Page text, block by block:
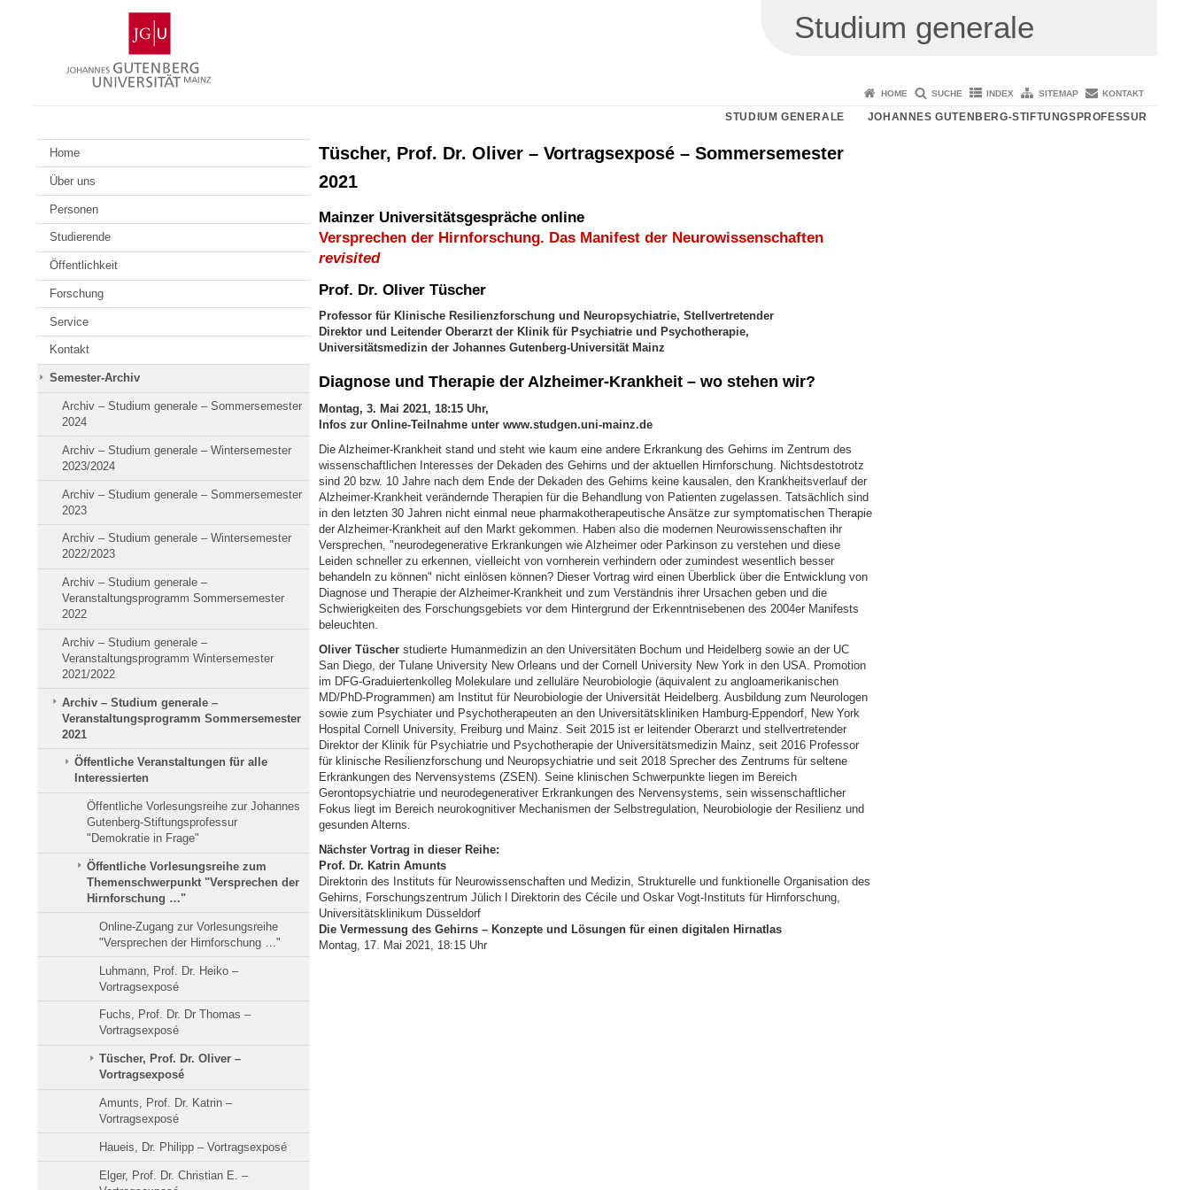
Gutenberg-
Universität
Mainz
Studium generale
HOME SUCHE INDEX SITEMAP KONTAKT
STUDIUM GENERALE JOHANNES GUTENBERG-STIFTUNGSPROFESSUR
Home
Über uns
Personen
Studierende
Öffentlichkeit
Forschung
Service
Kontakt
Semester-Archiv
Archiv – Studium generale – Sommersemester
2024
Archiv – Studium generale – Wintersemester
2023/2024
Archiv – Studium generale – Sommersemester
2023
Archiv – Studium generale – Wintersemester
2022/2023
Archiv – Studium generale –
Veranstaltungsprogramm Sommersemester
2022
Archiv – Studium generale –
Veranstaltungsprogramm Wintersemester
2021/2022
Archiv – Studium generale –
Veranstaltungsprogramm Sommersemester
2021
Öffentliche Veranstaltungen für alle
Interessierten
Öffentliche Vorlesungsreihe zur Johannes
Gutenberg-Stiftungsprofessur
"Demokratie in Frage"
Öffentliche Vorlesungsreihe zum
Themenschwerpunkt "Versprechen der
Hirnforschung …"
Online-Zugang zur Vorlesungsreihe
"Versprechen der Hirnforschung …"
Luhmann, Prof. Dr. Heiko –
Vortragsexposé
Fuchs, Prof. Dr. Dr Thomas –
Vortragsexposé
Tüscher, Prof. Dr. Oliver –
Vortragsexposé
Amunts, Prof. Dr. Katrin –
Vortragsexposé
Haueis, Dr. Philipp – Vortragsexposé
Elger, Prof. Dr. Christian E. –
Tüscher, Prof. Dr. Oliver – Vortragsexposé – Sommersemester
2021
Mainzer Universitätsgespräche online
Versprechen der Hirnforschung. Das Manifest der Neurowissenschaften
revisited
Prof. Dr. Oliver Tüscher
Professor für Klinische Resilienzforschung und Neuropsychiatrie, Stellvertretender
Direktor und Leitender Oberarzt der Klinik für Psychiatrie und Psychotherapie,
Universitätsmedizin der Johannes Gutenberg-Universität Mainz
Diagnose und Therapie der Alzheimer-Krankheit – wo stehen wir?
Montag, 3. Mai 2021, 18:15 Uhr,
Infos zur Online-Teilnahme unter www.studgen.uni-mainz.de
Die Alzheimer-Krankheit stand und steht wie kaum eine andere Erkrankung des Gehirns im Zentrum des
wissenschaftlichen Interesses der Dekaden des Gehirns und der aktuellen Hirnforschung. Nichtsdestotrotz
sind 20 bzw. 10 Jahre nach dem Ende der Dekaden des Gehirns keine kausalen, den Krankheitsverlauf der
Alzheimer-Krankheit verändernde Therapien für die Behandlung von Patienten zugelassen. Tatsächlich sind
in den letzten 30 Jahren nicht einmal neue pharmakotherapeutische Ansätze zur symptomatischen Therapie
der Alzheimer-Krankheit auf den Markt gekommen. Haben also die modernen Neurowissenschaften ihr
Versprechen, "neurodegenerative Erkrankungen wie Alzheimer oder Parkinson zu verstehen und diese
Leiden schneller zu erkennen, vielleicht von vornherein verhindern oder zumindest wesentlich besser
behandeln zu können" nicht einlösen können? Dieser Vortrag wird einen Überblick über die Entwicklung von
Diagnose und Therapie der Alzheimer-Krankheit und zum Verständnis ihrer Ursachen geben und die
Schwierigkeiten des Forschungsgebiets vor dem Hintergrund der Erkenntnisebenen des 2004er Manifests
beleuchten.
Oliver Tüscherstudierte Humanmedizin an den Universitäten Bochum und Heidelberg sowie an der UC
San Diego, der Tulane University New Orleans und der Cornell University New York in den USA. Promotion
im DFG-Graduiertenkolleg Molekulare und zelluläre Neurobiologie (äquivalent zu angloamerikanischen
MD/PhD-Programmen) am Institut für Neurobiologie der Universität Heidelberg. Ausbildung zum Neurologen
sowie zum Psychiater und Psychotherapeuten an den Universitätskliniken Hamburg-Eppendorf, New York
Hospital Cornell University, Freiburg und Mainz. Seit 2015 ist er leitender Oberarzt und stellvertretender
Direktor der Klinik für Psychiatrie und Psychotherapie der Universitätsmedizin Mainz, seit 2016 Professor
für klinische Resilienzforschung und Neuropsychiatrie und seit 2018 Sprecher des Zentrums für seltene
Erkrankungen des Nervensystems (ZSEN). Seine klinischen Schwerpunkte liegen im Bereich
Gerontopsychiatrie und neurodegenerativer Erkrankungen des Nervensystems, sein wissenschaftlicher
Fokus liegt im Bereich neurokognitiver Mechanismen der Selbstregulation, Neurobiologie der Resilienz und
gesunden Alterns.
Nächster Vortrag in dieser Reihe:
Prof. Dr. Katrin Amunts
Direktorin des Instituts für Neurowissenschaften und Medizin, Strukturelle und funktionelle Organisation des
Gehirns, Forschungszentrum Jülich ǀ Direktorin des Cécile und Oskar Vogt-Instituts für Hirnforschung,
Universitätsklinikum Düsseldorf
Die Vermessung des Gehirns – Konzepte und Lösungen für einen digitalen Hirnatlas
Montag, 17. Mai 2021, 18:15 Uhr